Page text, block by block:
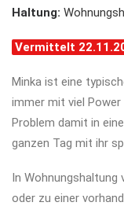
Haltung:
Vermittelt
Minka ist eine
immer mit viel
Problem damit in
ganzen Tag mit ihr
In
oder zu einer